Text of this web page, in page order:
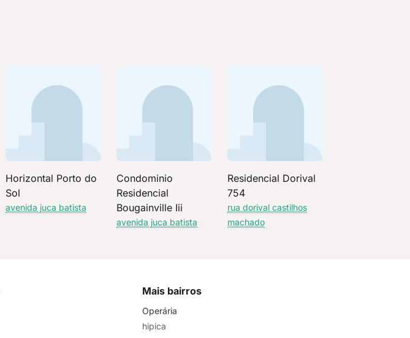
Horizontal Porto do
Sol
avenida juca batista
Condominio
Residencial
Bougainville Iii
avenida juca batista
Residencial Dorival
754
rua dorival castilhos
machado
Mais bairros
Operária
hipica